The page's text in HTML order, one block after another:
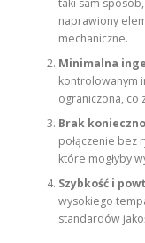
taki sam
naprawiony
mechaniczne.
Minimalna
kontrolowanym
ograniczona, co
Brak
połączenie bez
które mogłyby
Szybkość i
wysokiego
standardów